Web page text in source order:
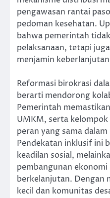
pengawasan rantai
pedoman kesehatan.
bahwa pemerintah
pelaksanaan, tetapi
menjamin
Reformasi birokrasi
berarti mendorong
Pemerintah
UMKM, serta
peran yang sama
Pendekatan inklusif ini
keadilan sosial,
pembangunan ekonomi
berkelanjutan. Dengan
kecil dan komunitas